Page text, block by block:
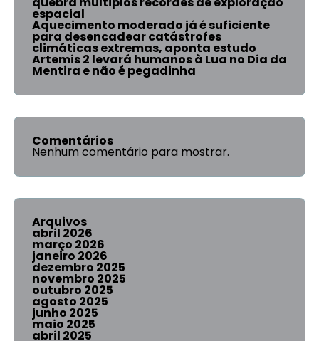
espacial
Aquecimento moderado já é suficiente
para desencadear catástrofes
climáticas extremas, aponta estudo
Artemis 2 levará humanos à Lua no Dia da
Mentira e não é pegadinha
Comentários
Nenhum comentário para mostrar.
Arquivos
abril 2026
março 2026
janeiro 2026
dezembro 2025
novembro 2025
outubro 2025
agosto 2025
junho 2025
maio 2025
abril 2025